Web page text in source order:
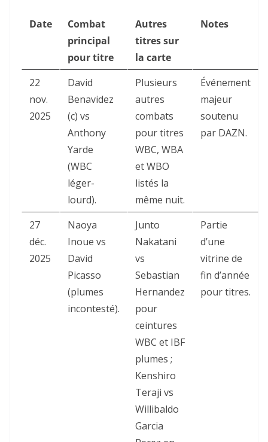
Date
Combat
principal
pour titre
Autres
titres sur
la carte
Notes
22
nov.
2025
David
Benavidez
(c) vs
Anthony
Yarde
(WBC
léger-
lourd).
Plusieurs
autres
combats
pour titres
WBC, WBA
et WBO
listés la
même nuit.
Événement
majeur
soutenu
par DAZN.
27
déc.
2025
Naoya
Inoue vs
David
Picasso
(plumes
incontesté).
Junto
Nakatani
vs
Sebastian
Hernandez
pour
ceintures
WBC et IBF
plumes ;
Kenshiro
Teraji vs
Willibaldo
Garcia
Partie
d’une
vitrine de
fin d’année
pour titres.